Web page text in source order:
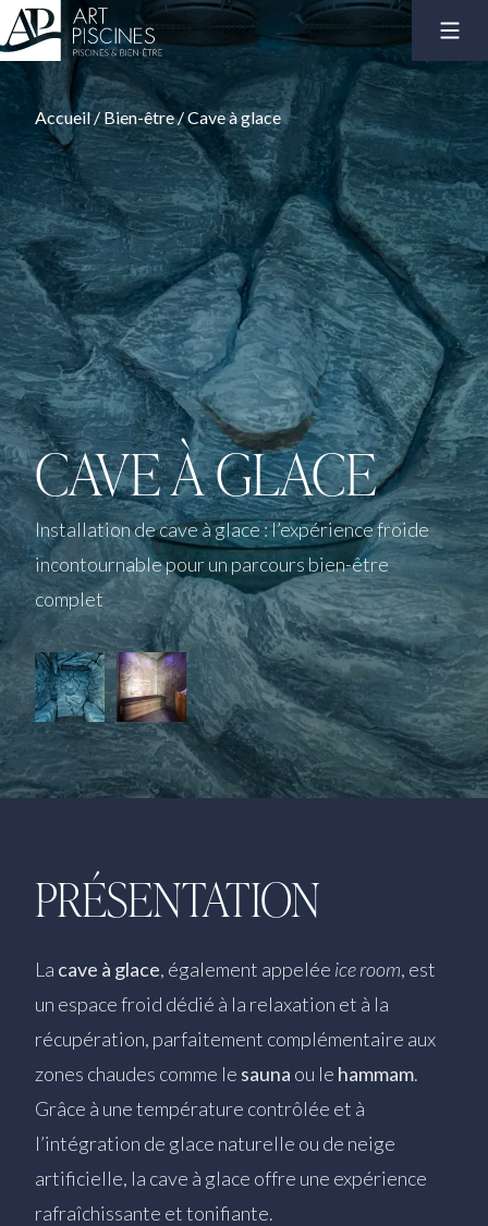
Accueil/Bien-être/Cave à glace
CAVE À GLACE
Installation de cave à glace : l’expérience froide
incontournable pour un parcours bien-être
complet
PRÉSENTATION
La cave à glace, également appelée ice room, est
un espace froid dédié à la relaxation et à la
récupération, parfaitement complémentaire aux
zones chaudes comme le sauna ou le hammam.
Grâce à une température contrôlée et à
l’intégration de glace naturelle ou de neige
artificielle, la cave à glace offre une expérience
rafraîchissante et tonifiante.